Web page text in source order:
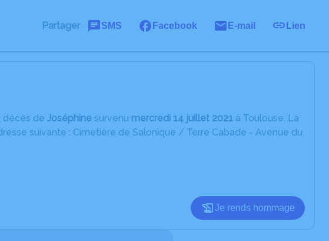
Partager SMS Facebook E-mail Lien
décès de Joséphine survenu mercredi 14 juillet 2021 à Toulouse. La
suivante : Cimetiè­re de Salonique / Terre Cabade - Avenue du
Je rends hommage